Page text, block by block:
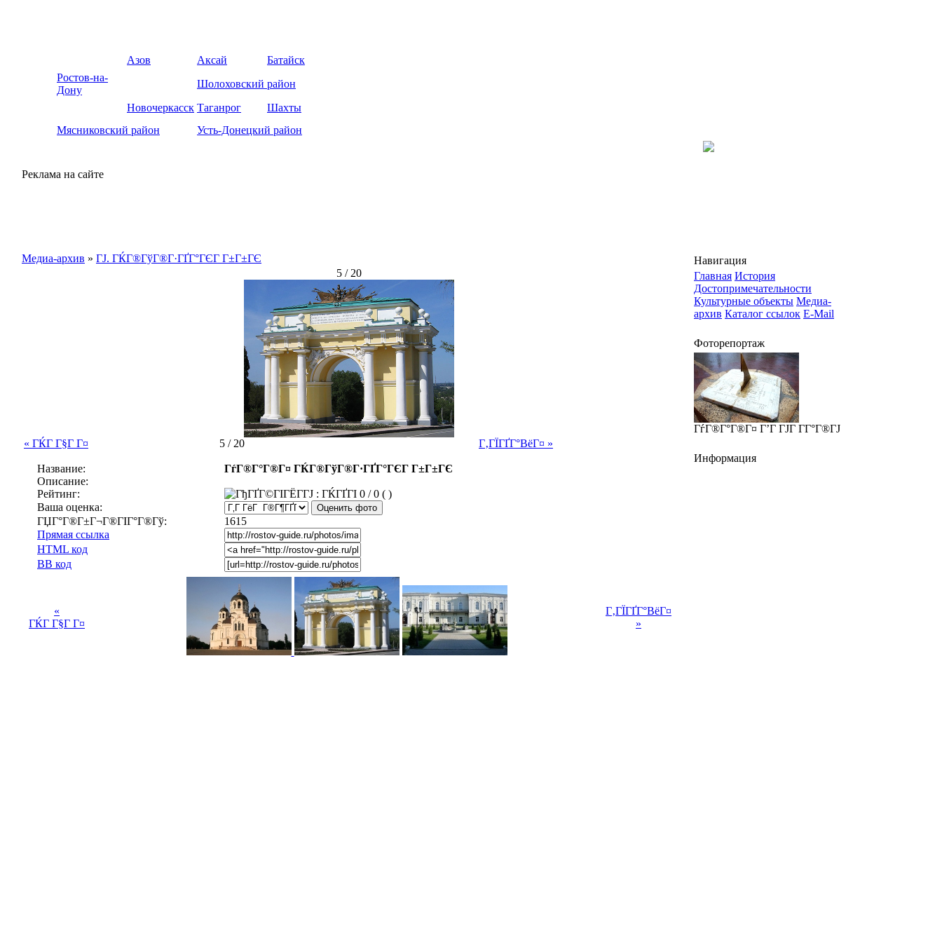
Азов Аксай
Батайск
Ростов-на-
Дону
Шолоховский район
Новочеркасск Таганрог
Шахты
Мясниковский район
Усть-Донецкий район
Реклама на сайте
Медиа-архив » ГЈ. ГЌГ®ГўГ®Г·ГҐГ°ГЄГ Г±Г±ГЄ
5 / 20
« ГЌГ Г§Г Г¤ 5 / 20 Г‚ГЇГҐГ°ВёГ¤ »
Название:
ГѓГ®Г°Г®Г¤ ГЌГ®ГўГ®Г·ГҐГ°ГЄГ Г±Г±ГЄ
Описание:
Рейтинг:
0 / 0 ( )
Ваша оценка:
ГЏГ°Г®Г±Г¬Г®ГІГ°Г®Гў:
1615
Прямая ссылка
HTML код
BB код
«
ГЌГ Г§Г Г¤
Г‚ГЇГҐГ°ВёГ¤
»
Навигация
Главная История
Достопримечательности
Культурные объекты Медиа-
архив Каталог ссылок E-Mail
Фоторепортаж
ГѓГ®Г°Г®Г¤ Г’Г ГЈГ Г­Г°Г®ГЈ
Информация